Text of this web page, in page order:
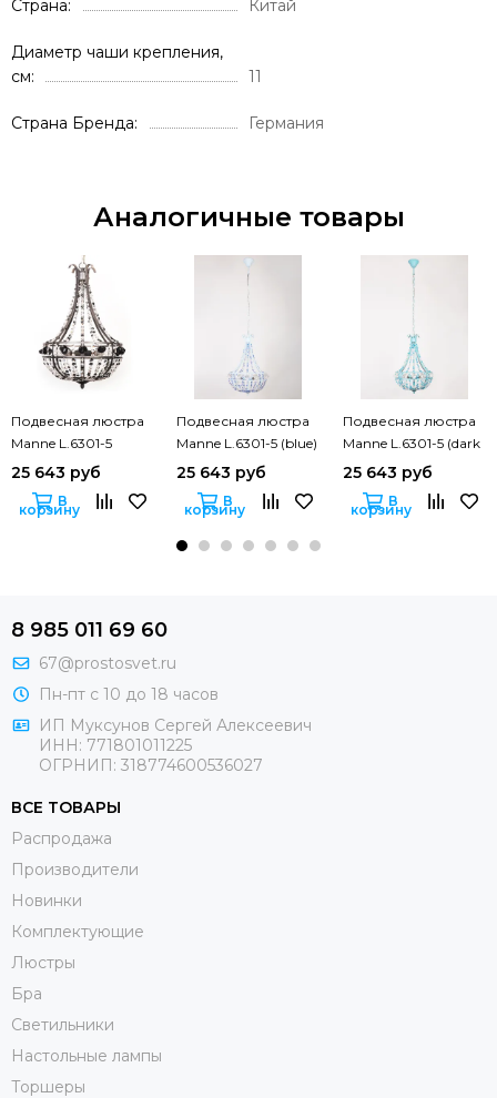
Страна Китай
Диаметр чаши крепления,
см
11
Страна Бренда Германия
Аналогичные товары
Подвесная люстра
Manne L.6301-5
(black)
25 643 руб
В
корзину
Подвесная люстра
Manne L.6301-5 (blue)
25 643 руб
В
корзину
Подвесная люстра
Manne L.6301-5 (dark
blue)
25 643 руб
В
корзину
8 985 011 69 60
67@prostosvet.ru
Пн-пт с 10 до 18 часов
ИП Муксунов Сергей Алексеевич
ИНН: 771801011225
ОГРНИП: 318774600536027
ВСЕ ТОВАРЫ
Распродажа
Производители
Новинки
Комплектующие
Люстры
Бра
Светильники
Настольные лампы
Торшеры